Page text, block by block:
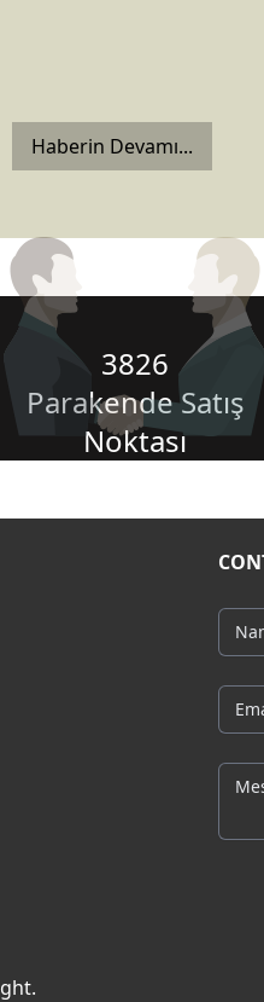
Haberin Devamı...
3826
Parakende Satış
Noktası